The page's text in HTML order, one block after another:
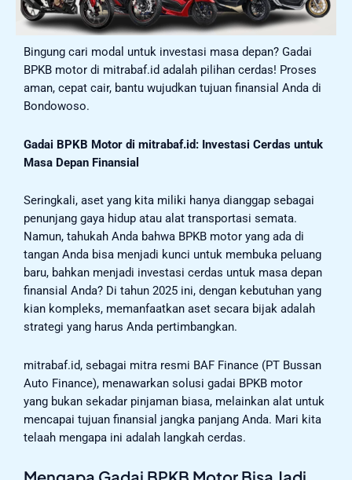
Bingung cari modal untuk investasi masa depan? Gadai
BPKB motor di mitrabaf.id adalah pilihan cerdas! Proses
aman, cepat cair, bantu wujudkan tujuan finansial Anda di
Bondowoso.
Gadai BPKB Motor di mitrabaf.id: Investasi Cerdas untuk
Masa Depan Finansial
Seringkali, aset yang kita miliki hanya dianggap sebagai
penunjang gaya hidup atau alat transportasi semata.
Namun, tahukah Anda bahwa BPKB motor yang ada di
tangan Anda bisa menjadi kunci untuk membuka peluang
baru, bahkan menjadi investasi cerdas untuk masa depan
finansial Anda? Di tahun 2025 ini, dengan kebutuhan yang
kian kompleks, memanfaatkan aset secara bijak adalah
strategi yang harus Anda pertimbangkan.
mitrabaf.id, sebagai mitra resmi BAF Finance (PT Bussan
Auto Finance), menawarkan solusi gadai BPKB motor
yang bukan sekadar pinjaman biasa, melainkan alat untuk
mencapai tujuan finansial jangka panjang Anda. Mari kita
telaah mengapa ini adalah langkah cerdas.